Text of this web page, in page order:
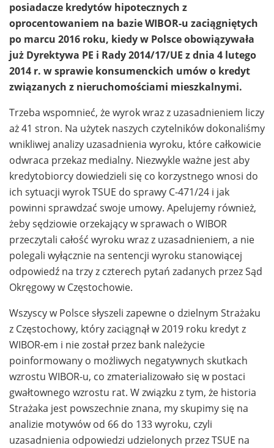
posiadacze kredytów hipotecznych z
oprocentowaniem na bazie WIBOR-u zaciągniętych
po marcu 2016 roku, kiedy w Polsce obowiązywała
już Dyrektywa PE i Rady 2014/17/UE z dnia 4 lutego
2014 r. w sprawie konsumenckich umów o kredyt
związanych z nieruchomościami mieszkalnymi.
Trzeba wspomnieć, że wyrok wraz z uzasadnieniem liczy
aż 41 stron. Na użytek naszych czytelników dokonaliśmy
wnikliwej analizy uzasadnienia wyroku, które całkowicie
odwraca przekaz medialny. Niezwykle ważne jest aby
kredytobiorcy dowiedzieli się co korzystnego wnosi do
ich sytuacji wyrok TSUE do sprawy C-471/24 i jak
powinni sprawdzać swoje umowy. Apelujemy również,
żeby sędziowie orzekający w sprawach o WIBOR
przeczytali całość wyroku wraz z uzasadnieniem, a nie
polegali wyłącznie na sentencji wyroku stanowiącej
odpowiedź na trzy z czterech pytań zadanych przez Sąd
Okręgowy w Częstochowie.
Wszyscy w Polsce słyszeli zapewne o dzielnym Strażaku
z Częstochowy, który zaciągnął w 2019 roku kredyt z
WIBOR-em i nie został przez bank należycie
poinformowany o możliwych negatywnych skutkach
wzrostu WIBOR-u, co zmaterializowało się w postaci
gwałtownego wzrostu rat. W związku z tym, że historia
Strażaka jest powszechnie znana, my skupimy się na
analizie motywów od 66 do 133 wyroku, czyli
uzasadnienia odpowiedzi udzielonych przez TSUE na